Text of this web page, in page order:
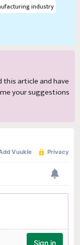
industry
this article and have
me your suggestions